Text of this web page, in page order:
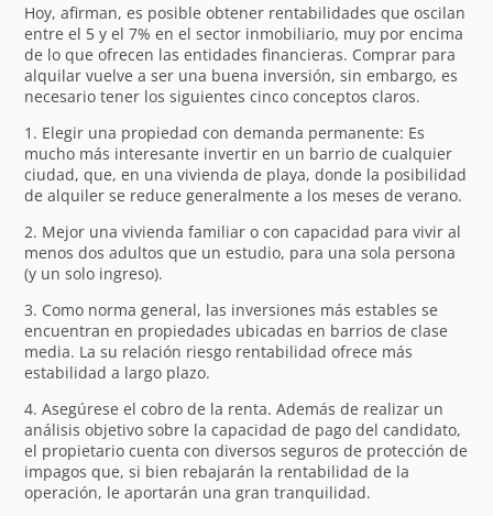
Hoy, afirman, es posible obtener rentabilidades que oscilan
entre el 5 y el 7% en el sector inmobiliario, muy por encima
de lo que ofrecen las entidades financieras. Comprar para
alquilar vuelve a ser una buena inversión, sin embargo, es
necesario tener los siguientes cinco conceptos claros.
1. Elegir una propiedad con demanda permanente: Es
mucho más interesante invertir en un barrio de cualquier
ciudad, que, en una vivienda de playa, donde la posibilidad
de alquiler se reduce generalmente a los meses de verano.
2. Mejor una vivienda familiar o con capacidad para vivir al
menos dos adultos que un estudio, para una sola persona
(y un solo ingreso).
3. Como norma general, las inversiones más estables se
encuentran en propiedades ubicadas en barrios de clase
media. La su relación riesgo rentabilidad ofrece más
estabilidad a largo plazo.
4. Asegúrese el cobro de la renta. Además de realizar un
análisis objetivo sobre la capacidad de pago del candidato,
el propietario cuenta con diversos seguros de protección de
impagos que, si bien rebajarán la rentabilidad de la
operación, le aportarán una gran tranquilidad.